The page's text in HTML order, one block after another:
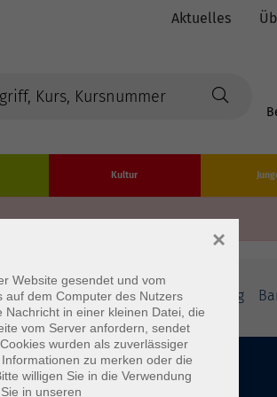
Aktuelles
Kultur
AGB/Widerrufsbelehrung
Website gesendet und vom
auf dem Computer des Nutzers
in einer kleinen Datei, die
vom Server anfordern, sendet
wurden als zuverlässiger
zu merken oder die
willigen Sie in die Verwendung
in unseren
×